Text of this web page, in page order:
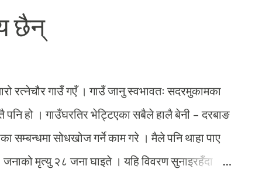
थियो । उहाँको देहावसानले म्याग्दीले एक अनुशासित
कसैको दुई मत नरहला । स्व. बोगटीको आत्माको चीर
साथै उहाँले प्रशस्त गरिदिएको शैक्षिक यात्रामा अगाडि
छैन्
रत्नेचौर गाउँ गएँ । गाउँ जानु स्वभावतः सदरमुकामका
पनि हो । गाउँघरतिर भेट्टिएका सबैले हालै बेनी – दरबाङ
सम्बन्धमा सोधखोज गर्ने काम गरे । मैले पनि थाहा पाए
मृत्यु २८ जना घाइते । यहि विवरण सुनाइरहँदा